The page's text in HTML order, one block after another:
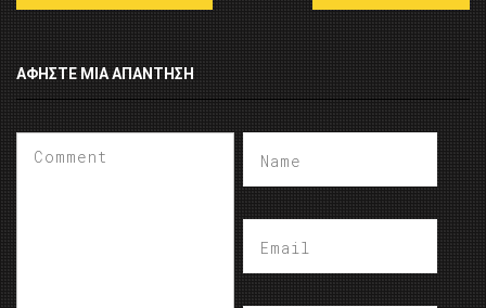
ΑΦΉΣΤΕ ΜΙΑ ΑΠΆΝΤΗΣΗ